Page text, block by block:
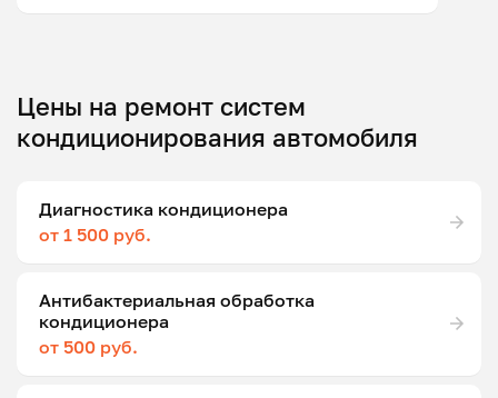
Цены на ремонт систем
кондиционирования автомобиля
Диагностика кондиционера
от 1 500 руб.
Антибактериальная обработка
кондиционера
от 500 руб.